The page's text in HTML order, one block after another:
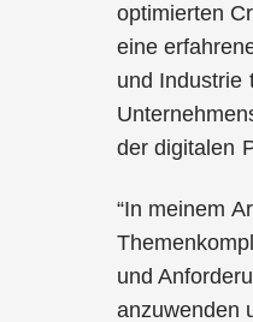
optimierten
eine
und Industrie
der digitalen
“In meinem
und
anzuwenden